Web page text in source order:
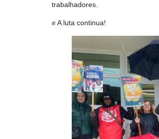
trabalhadores.
✊ A luta continua!